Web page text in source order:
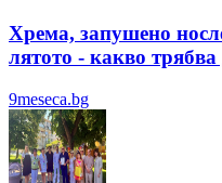
Хрема, запушено
лятотo - какво трябва
9meseca.bg